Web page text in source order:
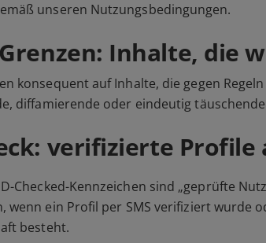
unseren Nutzungsbedingungen.
Inhalte, die
konsequent auf Inhalte, die gegen
diffamierende oder eindeutig
verifizierte Profile
Checked-Kennzeichen sind „geprüfte
wenn ein Profil per SMS verifiziert wurde
besteht.